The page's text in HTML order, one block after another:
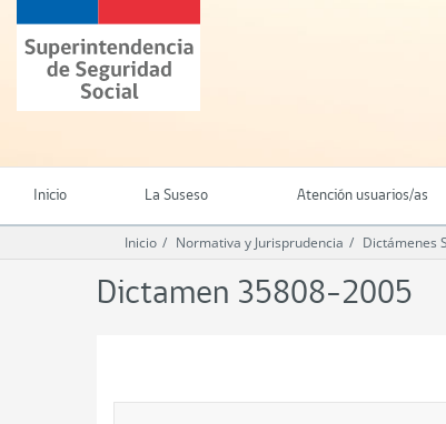
contenido
principal
Superintendencia
de
Seguridad
(SUSESO)
Chile
Inicio La Suseso Atención usuarios/as
Inicio Normativa y Jurisprudencia Dictámenes
Dictamen 35808-2005